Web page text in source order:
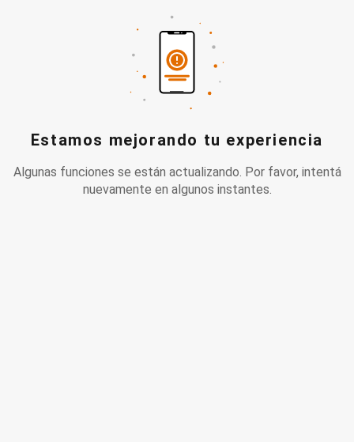
Estamos mejorando tu experiencia
Algunas funciones se están actualizando. Por favor, intentá
nuevamente en algunos instantes.